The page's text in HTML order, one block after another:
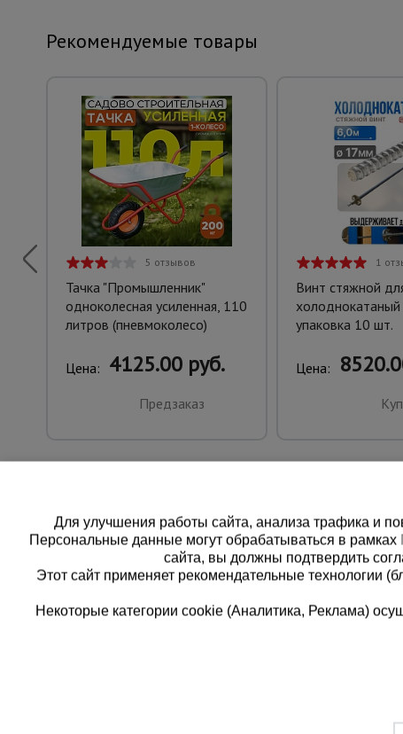
Рекомендуемые товары
5 отзывов
Тачка "Промышленник"
одноколесная усиленная, 110
литров (пневмоколесо)
Цена: 4125.00 руб.
Предзаказ
1
Винт стяжной
упаковка 10 шт.
Цена:
8
Для улучшения работы сайта, анализа трафика и
Персональные данные могут обрабатываться в рамках
сайта, вы должны подтвердить
Этот сайт применяет рекомендательные
Некоторые категории cookie (Аналитика, Реклама)